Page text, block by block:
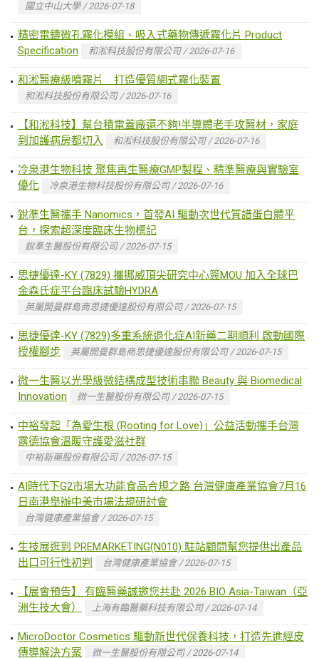
國立中山大學 / 2026-07-18
精密電鑄微孔霧化模組、吸入式藥物傳遞霧化片 Product
Specification
和淞科技股份有限公司 / 2026-07-16
和淞醫療級噴霧片 打造優質網式霧化裝置
和淞科技股份有限公司 / 2026-07-16
【和淞科技】幫台積電蓋廠還不夠!半導體老手攻醫材，家庭
到加護病房都切入
和淞科技股份有限公司 / 2026-07-16
冷泉港生物科技 聚焦再生醫療GMP製程、精準醫療與實驗室
優化
冷泉港生物科技股份有限公司 / 2026-07-16
銳準生醫攜手 Nanomics，首發AI 驅動次世代質譜蛋白體平
台，探索超深度臨床生物標記
銳準生醫股份有限公司 / 2026-07-15
思捷優達-KY (7829) 攜挪威頂尖研究中心簽MOU 加入全球巴
金森氏症平台臨床試驗HYDRA
英屬開曼群島商思捷優達股份有限公司 / 2026-07-15
思捷優達-KY (7829)多重系統退化症AI新藥二期順利 啟動國際
授權腳步
英屬開曼群島商思捷優達股份有限公司 / 2026-07-15
微一生醫以光學級微結構成型技術串聯 Beauty 與 Biomedical
Innovation
微一生醫股份有限公司 / 2026-07-15
中裕發起「為愛生根 (Rooting for Love)」公益活動攜手台灣
露德協會溫暖守護愛滋社群
中裕新藥股份有限公司 / 2026-07-15
AI時代下G2市場大功能食品合規之路 台灣健康產業協會7月16
日南港舉辦中美市場法規研討會
台灣健康產業協會 / 2026-07-15
生技展逛到 PREMARKETING(N010) 駐站顧問幫您提供出產品
出口可行性初判
台灣健康產業協會 / 2026-07-15
【展會預告】 有臨醫藥誠邀您共赴 2026 BIO Asia-Taiwan（亞
洲生技大會）
上海有臨醫藥科技有限公司 / 2026-07-14
MicroDoctor Cosmetics 驅動新世代保養科技，打造先進經皮
傳導解決方案
微一生醫股份有限公司 / 2026-07-14